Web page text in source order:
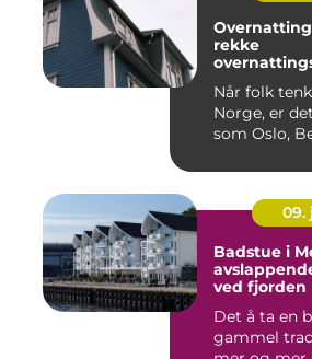
rekke
Når folk
Norge, er
som Oslo,
09.
Badstue i
ved fjorden
Det å ta en
gammel